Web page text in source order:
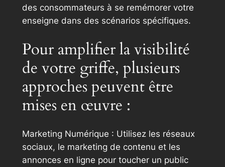
des consommateurs à se remémorer votre
enseigne dans des scénarios spécifiques.
Pour amplifier la visibilité
de votre griffe, plusieurs
approches peuvent être
mises en œuvre :
Marketing Numérique : Utilisez les réseaux
sociaux, le marketing de contenu et les
annonces en ligne pour toucher un public